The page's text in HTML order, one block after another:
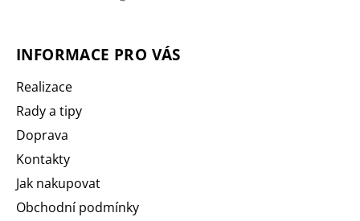
INFORMACE PRO VÁS
Realizace
Rady a tipy
Doprava
Kontakty
Jak nakupovat
Obchodní podmínky